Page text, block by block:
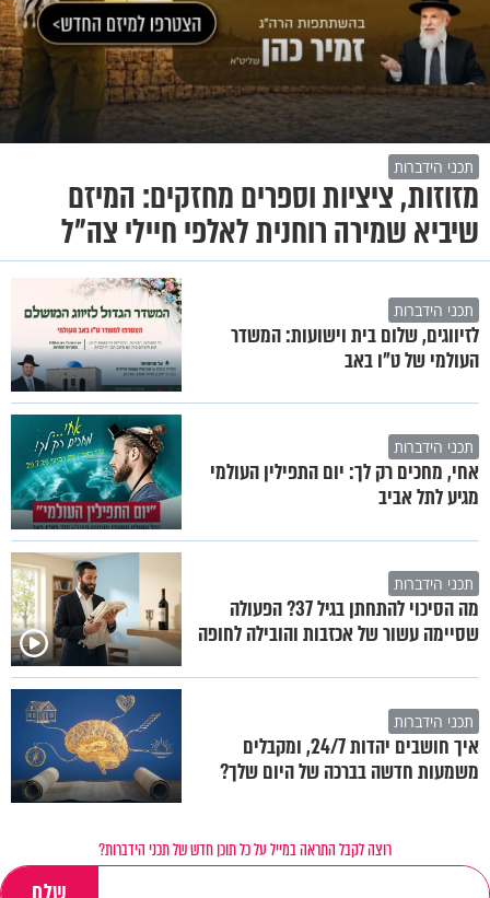
תכני הידברות
מזוזות, ציציות וספרים מחזקים: המיזם
שיביא שמירה רוחנית לאלפי חיילי צה"ל
תכני הידברות
לזיווגים, שלום בית וישועות: המשדר
העולמי של ט"ו באב
תכני הידברות
אחי, מחכים רק לך: יום התפילין העולמי
מגיע לתל אביב
תכני הידברות
מה הסיכוי להתחתן בגיל 37? הפעולה
שסיימה עשור של אכזבות והובילה לחופה
תכני הידברות
איך חושבים יהדות 24/7, ומקבלים
משמעות חדשה בברכה של היום שלך?
רוצה לקבל התראה במייל על כל תוכן חדש של תכני הידברות?